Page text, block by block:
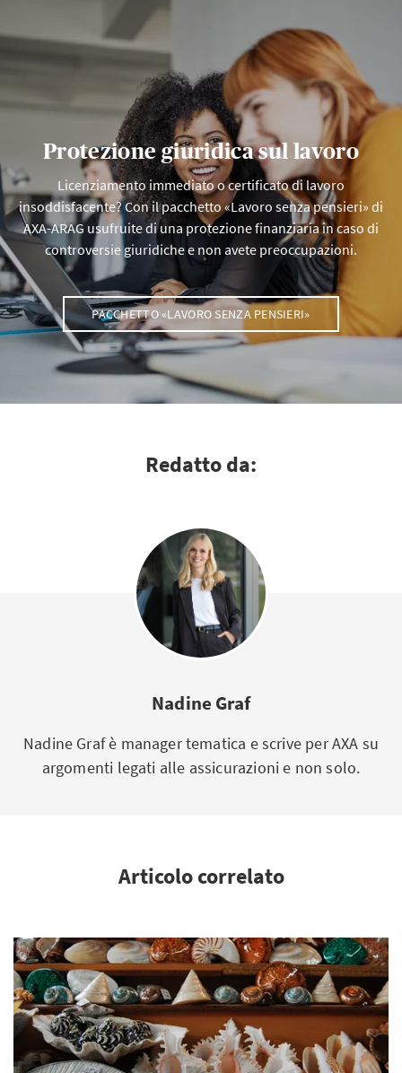
Protezione giuridica sul lavoro
Licenziamento immediato o certificato di lavoro
insoddisfacente? Con il pacchetto «Lavoro senza pensieri» di
AXA-ARAG usufruite di una protezione finanziaria in caso di
controversie giuridiche e non avete preoccupazioni.
PACCHETTO «LAVORO SENZA PENSIERI»
Redatto da:
Nadine Graf
Nadine Graf è manager tematica e scrive per AXA su
argomenti legati alle assicurazioni e non solo.
Articolo correlato